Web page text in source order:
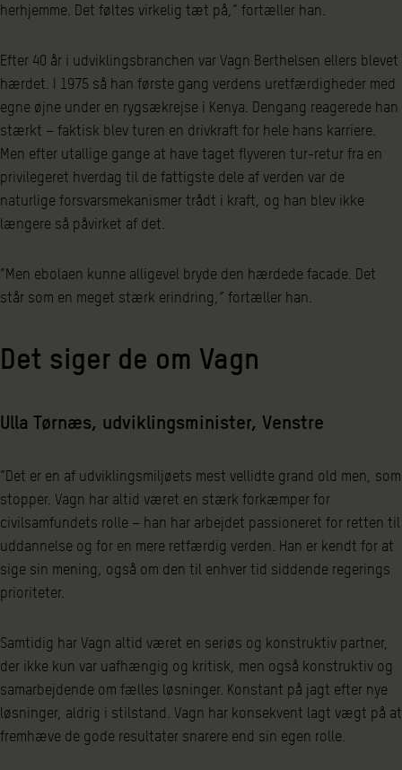
herhjemme. Det føltes virkelig tæt på,” fortæller han.
Efter 40 år i udviklingsbranchen var Vagn Berthelsen ellers blevet
hærdet. I 1975 så han første gang verdens uretfærdigheder med
egne øjne under en rygsækrejse i Kenya. Dengang reagerede han
stærkt – faktisk blev turen en drivkraft for hele hans karriere.
Men efter utallige gange at have taget flyveren tur-retur fra en
privilegeret hverdag til de fattigste dele af verden var de
naturlige forsvarsmekanismer trådt i kraft, og han blev ikke
længere så påvirket af det.
”Men ebolaen kunne alligevel bryde den hærdede facade. Det
står som en meget stærk erindring,” fortæller han.
Det siger de om Vagn
Ulla Tørnæs, udviklingsminister, Venstre
”Det er en af udviklingsmiljøets mest vellidte grand old men, som
stopper. Vagn har altid været en stærk forkæmper for
civilsamfundets rolle – han har arbejdet passioneret for retten til
uddannelse og for en mere retfærdig verden. Han er kendt for at
sige sin mening, også om den til enhver tid siddende regerings
prioriteter.
Samtidig har Vagn altid været en seriøs og konstruktiv partner,
der ikke kun var uafhængig og kritisk, men også konstruktiv og
samarbejdende om fælles løsninger. Konstant på jagt efter nye
løsninger, aldrig i stilstand. Vagn har konsekvent lagt vægt på at
fremhæve de gode resultater snarere end sin egen rolle.